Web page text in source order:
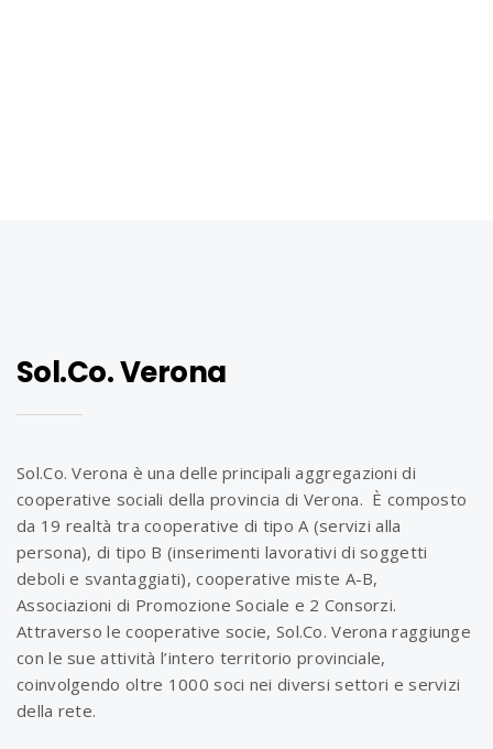
Sol.Co. Verona
Sol.Co. Verona è una delle principali aggregazioni di
cooperative sociali della provincia di Verona. È composto
da 19 realtà tra cooperative di tipo A (servizi alla
persona), di tipo B (inserimenti lavorativi di soggetti
deboli e svantaggiati), cooperative miste A-B,
Associazioni di Promozione Sociale e 2 Consorzi.
Attraverso le cooperative socie, Sol.Co. Verona raggiunge
con le sue attività l’intero territorio provinciale,
coinvolgendo oltre 1000 soci nei diversi settori e servizi
della rete.